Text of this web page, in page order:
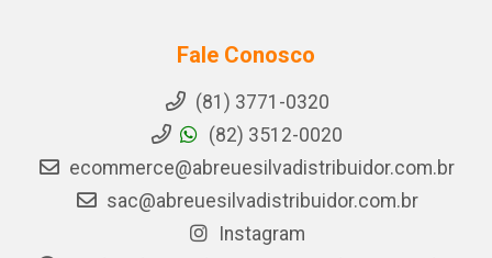
Fale Conosco
(81) 3771-0320
(82) 3512-0020
ecommerce@abreuesilvadistribuidor.com.br
sac@abreuesilvadistribuidor.com.br
Instagram